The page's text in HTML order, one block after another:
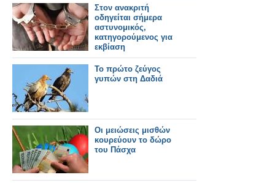
Στον ανακριτή
οδηγείται σήμερα
αστυνομικός,
κατηγορούμενος για
εκβίαση
Το πρώτο ζεύγος
γυπών στη Δαδιά
Οι μειώσεις μισθών
κουρεύουν το δώρο
του Πάσχα